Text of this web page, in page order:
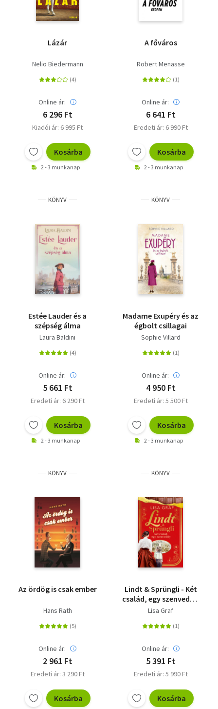
Lázár
Nelio Biedermann
Online ár:
6 296 Ft
Kiadói ár: 6 995 Ft
Kosárba
2 - 3 munkanap
A főváros
Robert Menasse
Online ár:
6 641 Ft
Eredeti ár: 6 990 Ft
Kosárba
2 - 3 munkanap
KÖNYV
Estée Lauder és a
szépség álma
Laura Baldini
Online ár:
5 661 Ft
Eredeti ár: 6 290 Ft
Kosárba
2 - 3 munkanap
KÖNYV
Madame Exupéry és az
égbolt csillagai
Sophie Villard
Online ár:
4 950 Ft
Eredeti ár: 5 500 Ft
Kosárba
2 - 3 munkanap
KÖNYV
Az ördög is csak ember
Hans Rath
Online ár:
2 961 Ft
Eredeti ár: 3 290 Ft
Kosárba
KÖNYV
Lindt & Sprüngli - Két
család, egy szenvedély
- (Különleges kiadás)
Lisa Graf
Online ár:
5 391 Ft
Eredeti ár: 5 990 Ft
Kosárba